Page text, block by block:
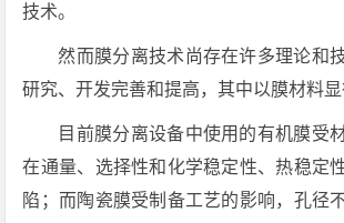
技术。
然而膜分离技术尚存在许多理论和
研究、开发完善和提高，其中以膜材料显
目前膜分离设备中使用的有机膜受
在通量、选择性和化学稳定性、热稳定
陷；而陶瓷膜受制备工艺的影响，孔径